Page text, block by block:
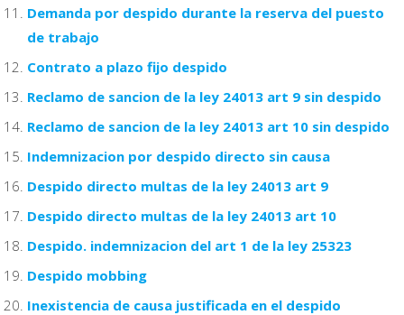
Demanda por despido durante la reserva del puesto
de trabajo
Contrato a plazo fijo despido
Reclamo de sancion de la ley 24013 art 9 sin despido
Reclamo de sancion de la ley 24013 art 10 sin despido
Indemnizacion por despido directo sin causa
Despido directo multas de la ley 24013 art 9
Despido directo multas de la ley 24013 art 10
Despido. indemnizacion del art 1 de la ley 25323
Despido mobbing
Inexistencia de causa justificada en el despido